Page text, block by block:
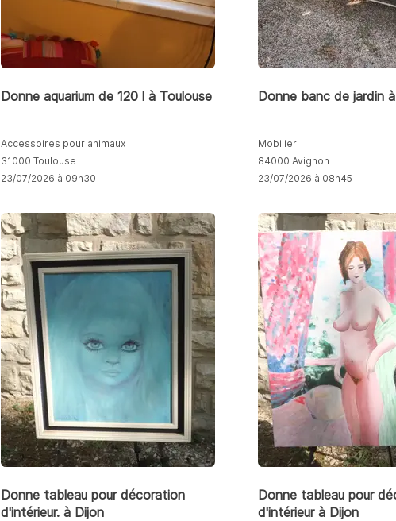
Donne aquarium de 120 l à Toulouse
Accessoires pour animaux
31000 Toulouse
23/07/2026 à 09h30
Donne banc de jardin
Mobilier
84000 Avignon
23/07/2026 à 08h45
Donne tableau pour décoration
d'intérieur. à Dijon
Donne tableau pour
d'intérieur à Dijon